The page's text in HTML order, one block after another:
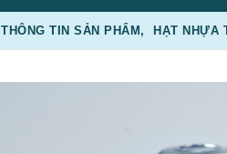
THÔNG TIN SẢN PHẨM, HẠT NHỰA